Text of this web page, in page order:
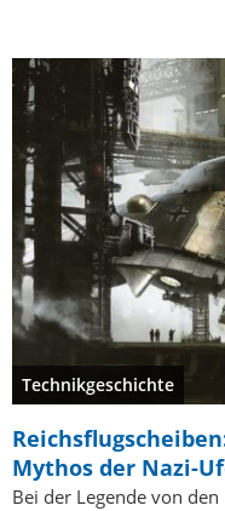
Technikgeschichte
Mythos der Nazi-
Bei der Legende von